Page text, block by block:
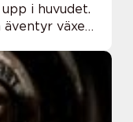
i huvudet.
växer